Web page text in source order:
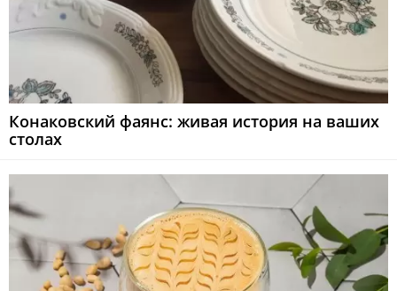
Конаковский фаянс: живая история на ваших
столах